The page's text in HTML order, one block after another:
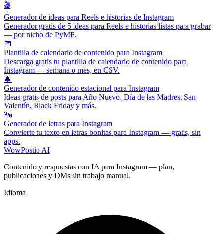
🎬
Generador de ideas para Reels e historias de Instagram
Generador gratis de 5 ideas para Reels e historias listas para grabar
— por nicho de PyME.
📅
Plantilla de calendario de contenido para Instagram
Descarga gratis tu plantilla de calendario de contenido para
Instagram — semana o mes, en CSV.
🎄
Generador de contenido estacional para Instagram
Ideas gratis de posts para Año Nuevo, Día de las Madres, San
Valentín, Black Friday y más.
🔤
Generador de letras para Instagram
Convierte tu texto en letras bonitas para Instagram — gratis, sin
apps.
WowPostio AI
Contenido y respuestas con IA para Instagram — plan,
publicaciones y DMs sin trabajo manual.
Idioma